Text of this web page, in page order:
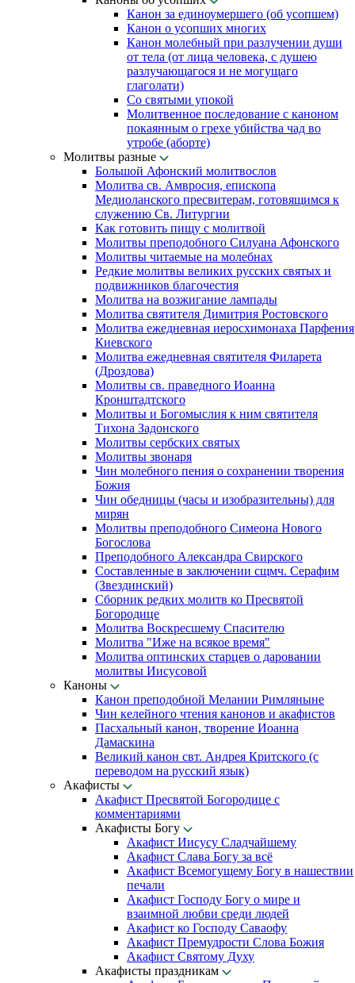
Канон за единоумершего (об усопшем)
Канон о усопших многих
Канон молебный при разлучении души
от тела (от лица человека, с душею
разлучающагося и не могущаго
глаголати)
Со святыми упокой
Молитвенное последование с каноном
покаянным о грехе убийства чад во
утробе (аборте)
Молитвы разные
Большой Афонский молитвослов
Молитва св. Амвросия, епископа
Медиоланского пресвитерам, готовящимся к
служению Св. Литургии
Как готовить пищу с молитвой
Молитвы преподобного Силуана Афонского
Молитвы читаемые на молебнах
Редкие молитвы великих русских святых и
подвижников благочестия
Молитва на возжигание лампады
Молитва святителя Димитрия Ростовского
Молитва ежедневная иеросхимонаха Парфения
Киевского
Молитва ежедневная святителя Филарета
(Дроздова)
Молитвы св. праведного Иоанна
Кронштадтского
Молитвы и Богомыслия к ним святителя
Тихона Задонского
Молитвы сербских святых
Молитвы звонаря
Чин молебного пения о сохранении творения
Божия
Чин обедницы (часы и изобразительны) для
мирян
Молитвы преподобного Симеона Нового
Богослова
Преподобного Александра Свирского
Составленные в заключении сщмч. Серафим
(Звездинский)
Сборник редких молитв ко Пресвятой
Богородице
Молитва Воскресшему Спасителю
Молитва "Иже на всякое время"
Молитва оптинских старцев о даровании
молитвы Иисусовой
Каноны
Канон преподобной Мелании Римляныне
Чин келейного чтения канонов и акафистов
Пасхальный канон, творение Иоанна
Дамаскина
Великий канон свт. Андрея Критского (с
переводом на русский язык)
Акафисты
Акафист Пресвятой Богородице с
комментариями
Акафисты Богу
Акафист Иисусу Сладчайшему
Акафист Слава Богу за всё
Акафист Всемогущему Богу в нашествии
печали
Акафист Господу Богу о мире и
взаимной любви среди людей
Акафист ко Господу Саваофу
Акафист Премудрости Слова Божия
Акафист Святому Духу
Акафисты праздникам